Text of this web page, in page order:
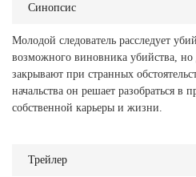
Синопсис
Молодой следователь расследует
возможного виновника убийства,
закрывают при странных
начальства он решает разобраться в
собственной карьеры и жизни.
Трейлер